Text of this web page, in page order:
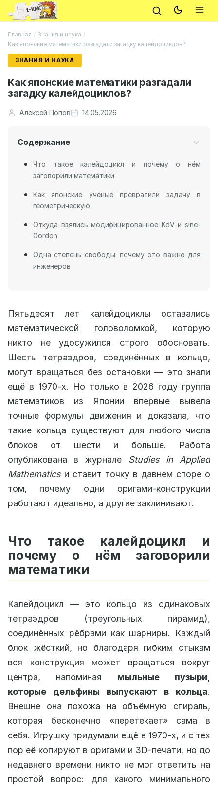
Главная / Знания и наука /
Как японские математики разгадали загадку калейдоциклов?
ЗНАНИЯ И НАУКА
Как японские математики разгадали
загадку калейдоциклов?
Алексей Попов 14.05.2026
Содержание
Что такое калейдоцикл и почему о нём
заговорили математики
Как японские учёные превратили задачу в
геометрическую
Откуда взялись модифицированное KdV и sine-
Gordon
Одна степень свободы: почему это важно для
инженеров
Пятьдесят лет калейдоциклы оставались
математической головоломкой, которую
никто не удосужился строго обосновать.
Шесть тетраэдров, соединённых в кольцо,
могут вращаться без остановки — это знали
ещё в 1970-х. Но только в 2026 году группа
математиков из Японии впервые вывела
точные формулы движения и доказала, что
такие кольца существуют для любого числа
блоков от шести и больше. Работа
опубликована в журнале Studies in Applied
Mathematicsи ставит точку в давнем споре о
том, почему одни оригами-конструкции
работают идеально, а другие заклинивают.
Что такое калейдоцикл и
почему о нём заговорили
математики
Калейдоцикл — это кольцо из одинаковых
тетраэдров (треугольных пирамид),
соединённых рёбрами как шарниры. Каждый
блок жёсткий, но благодаря гибким стыкам
вся конструкция может вращаться вокруг
центра, напоминая мыльные пузыри,
которые дельфины выпускают в кольца.
Внешне она похожа на объёмную спираль,
которая бесконечно «перетекает» сама в
себя. Игрушку придумали ещё в 1970-х, и с тех
пор её копируют в оригами и 3D-печати, но до
недавнего времени никто не мог ответить на
простой вопрос: для какого минимального